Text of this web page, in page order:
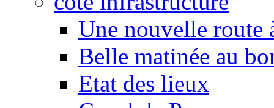
Une nouvelle route
Belle matinée au
Etat des lieux